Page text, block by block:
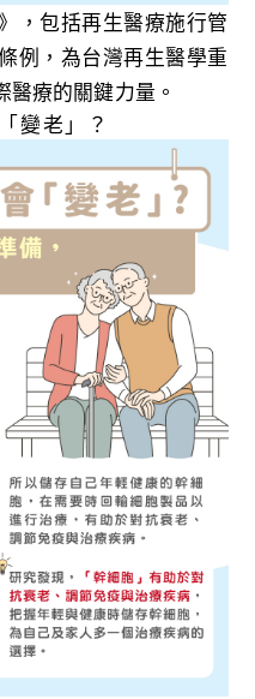
，包括再生醫療施行管
例，為台灣再生醫學重
醫療的關鍵力量。
變老」？